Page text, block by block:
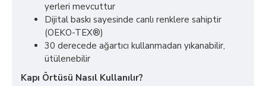
yerleri mevcuttur
Dijital baskı sayesinde canlı renklere sahiptir
(OEKO-TEX®)
30 derecede ağartıcı kullanmadan yıkanabilir,
ütülenebilir
Kapı Örtüsü Nasıl Kullanılır?